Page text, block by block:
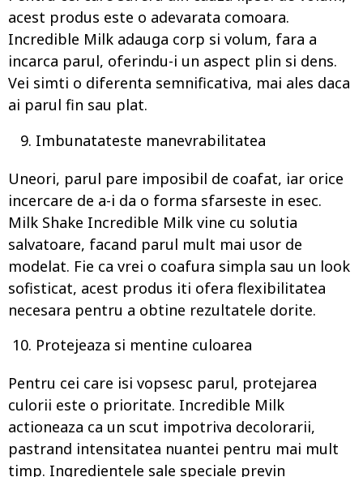
acest produs este o adevarata comoara.
Incredible Milk adauga corp si volum, fara a
incarca parul, oferindu-i un aspect plin si dens.
Vei simti o diferenta semnificativa, mai ales daca
ai parul fin sau plat.
Imbunatateste manevrabilitatea
Uneori, parul pare imposibil de coafat, iar orice
incercare de a-i da o forma sfarseste in esec.
Milk Shake Incredible Milk vine cu solutia
salvatoare, facand parul mult mai usor de
modelat. Fie ca vrei o coafura simpla sau un look
sofisticat, acest produs iti ofera flexibilitatea
necesara pentru a obtine rezultatele dorite.
Protejeaza si mentine culoarea
Pentru cei care isi vopsesc parul, protejarea
culorii este o prioritate. Incredible Milk
actioneaza ca un scut impotriva decolorarii,
pastrand intensitatea nuantei pentru mai mult
timp. Ingredientele sale speciale previn